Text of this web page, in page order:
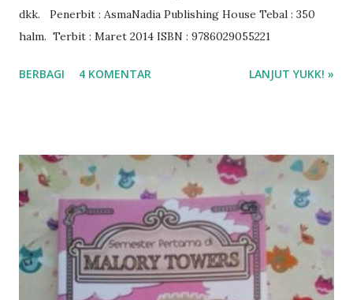
dkk. Penerbit : AsmaNadia Publishing House Tebal : 350
halm. Terbit : Maret 2014 ISBN : 9786029055221
BERBAGI 4 KOMENTAR LANJUT YUKK! »